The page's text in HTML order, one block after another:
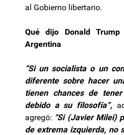
al Gobierno libertario.
Qué dijo Donald
Argentina
“Si un socialista o un
diferente sobre hacer
tienen chances de
debido a su filosofía”,
agregó: "Si (Javier Milei)
de extrema izquierda, no